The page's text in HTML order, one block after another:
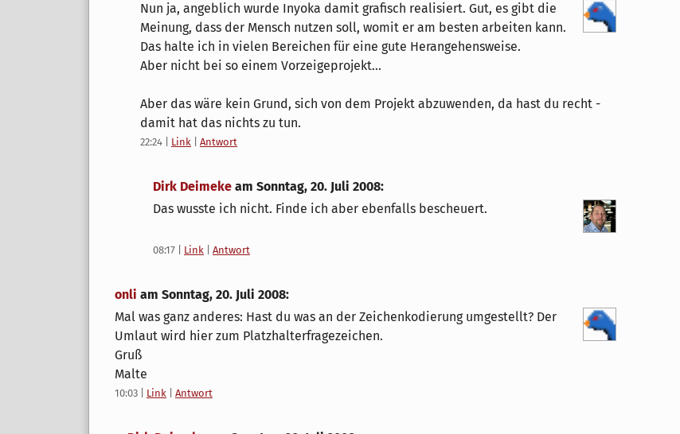
Nun ja, angeblich wurde Inyoka damit grafisch realisiert. Gut, es gibt die
Meinung, dass der Mensch nutzen soll, womit er am besten arbeiten kann.
Das halte ich in vielen Bereichen für eine gute Herangehensweise.
Aber nicht bei so einem Vorzeigeprojekt...
Aber das wäre kein Grund, sich von dem Projekt abzuwenden, da hast du recht -
damit hat das nichts zu tun.
22:24 Link Antwort
Dirk Deimeke am Sonntag, 20. Juli 2008:
Das wusste ich nicht. Finde ich aber ebenfalls bescheuert.
08:17 Link Antwort
onli am Sonntag, 20. Juli 2008:
Mal was ganz anderes: Hast du was an der Zeichenkodierung umgestellt? Der
Umlaut wird hier zum Platzhalterfragezeichen.
Gruß
Malte
10:03 Link Antwort